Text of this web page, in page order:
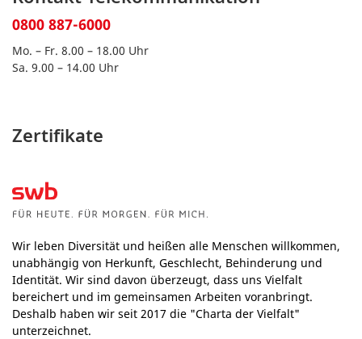
0800 887-6000
Mo. – Fr. 8.00 – 18.00 Uhr
Sa. 9.00 – 14.00 Uhr
Zertifikate
Wir leben Diversität und heißen alle Menschen willkommen,
unabhängig von Herkunft, Geschlecht, Behinderung und
Identität. Wir sind davon überzeugt, dass uns Vielfalt
bereichert und im gemeinsamen Arbeiten voranbringt.
Deshalb haben wir seit 2017 die "Charta der Vielfalt"
unterzeichnet.